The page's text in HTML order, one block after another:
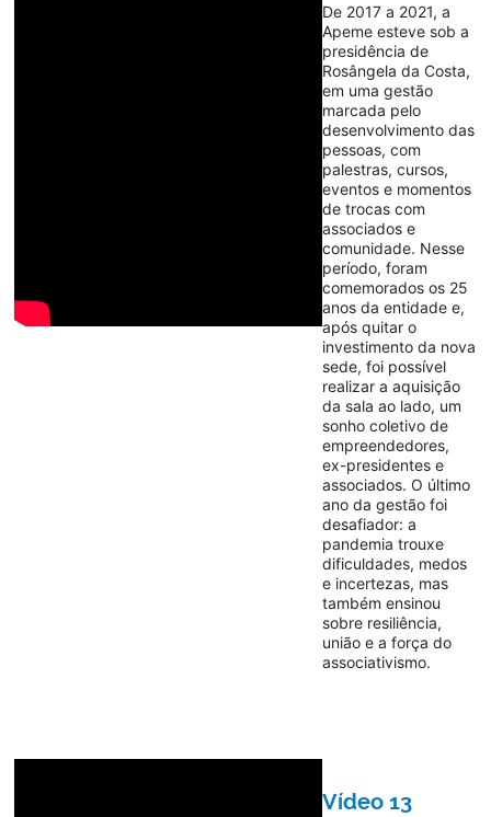
De 2017 a 2021, a
Apeme esteve sob a
presidência de
Rosângela da Costa,
em uma gestão
marcada pelo
desenvolvimento das
pessoas, com
palestras, cursos,
eventos e momentos
de trocas com
associados e
comunidade. Nesse
período, foram
comemorados os 25
anos da entidade e,
após quitar o
investimento da nova
sede, foi possível
realizar a aquisição
da sala ao lado, um
sonho coletivo de
empreendedores,
ex-presidentes e
associados. O último
ano da gestão foi
desafiador: a
pandemia trouxe
dificuldades, medos
e incertezas, mas
também ensinou
sobre resiliência,
união e a força do
associativismo.
Vídeo 13